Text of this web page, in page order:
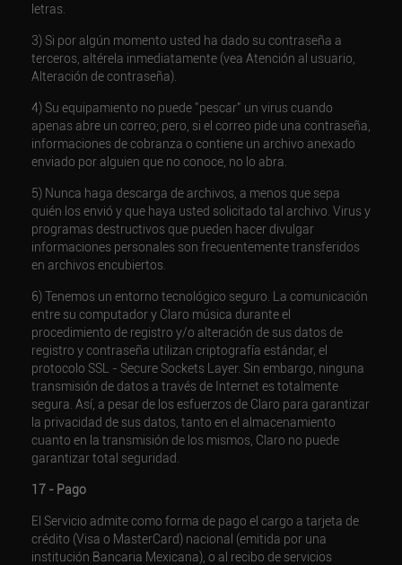
letras.
3) Si por algún momento usted ha dado su contraseña a
terceros, altérela inmediatamente (vea Atención al usuario,
Alteración de contraseña).
4) Su equipamiento no puede "pescar" un virus cuando
apenas abre un correo; pero, si el correo pide una contraseña,
informaciones de cobranza o contiene un archivo anexado
enviado por alguien que no conoce, no lo abra.
5) Nunca haga descarga de archivos, a menos que sepa
quién los envió y que haya usted solicitado tal archivo. Virus y
programas destructivos que pueden hacer divulgar
informaciones personales son frecuentemente transferidos
en archivos encubiertos.
6) Tenemos un entorno tecnológico seguro. La comunicación
entre su computador y Claro música durante el
procedimiento de registro y/o alteración de sus datos de
registro y contraseña utilizan criptografía estándar, el
protocolo SSL - Secure Sockets Layer. Sin embargo, ninguna
transmisión de datos a través de Internet es totalmente
segura. Así, a pesar de los esfuerzos de Claro para garantizar
la privacidad de sus datos, tanto en el almacenamiento
cuanto en la transmisión de los mismos, Claro no puede
garantizar total seguridad.
17 - Pago
El Servicio admite como forma de pago el cargo a tarjeta de
crédito (Visa o MasterCard) nacional (emitida por una
institución Bancaria Mexicana), o al recibo de servicios